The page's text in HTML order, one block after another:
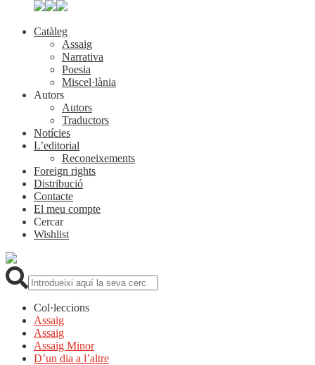
Catàleg
Assaig
Narrativa
Poesia
Miscel·lània
Autors
Autors
Traductors
Notícies
L’editorial
Reconeixements
Foreign rights
Distribució
Contacte
El meu compte
Cercar
Wishlist
Col·leccions
Assaig
Assaig
Assaig Minor
D’un dia a l’altre